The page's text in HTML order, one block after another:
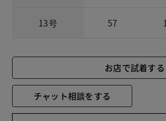
13号 57
お店で試着する
チャット相談をする